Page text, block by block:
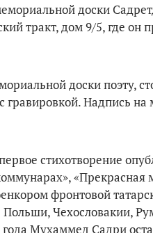
доски
тракт, дом 9/5, где он
доски поэту,
гравировкой. Надпись
стихотворение
«Прекрасная
фронтовой
Польши, Чехословакии,
Мухаммед Садри